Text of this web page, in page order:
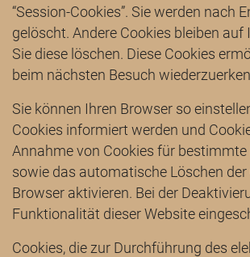
“Session-Cookies”. Sie werden nach
gelöscht. Andere Cookies bleiben
Sie diese löschen. Diese Cookies
beim nächsten Besuch
Sie können Ihren Browser so
Cookies informiert werden und
Annahme von Cookies für
sowie das automatische Löschen
Browser aktivieren. Bei der
Funktionalität dieser Website
Cookies, die zur Durchführung des